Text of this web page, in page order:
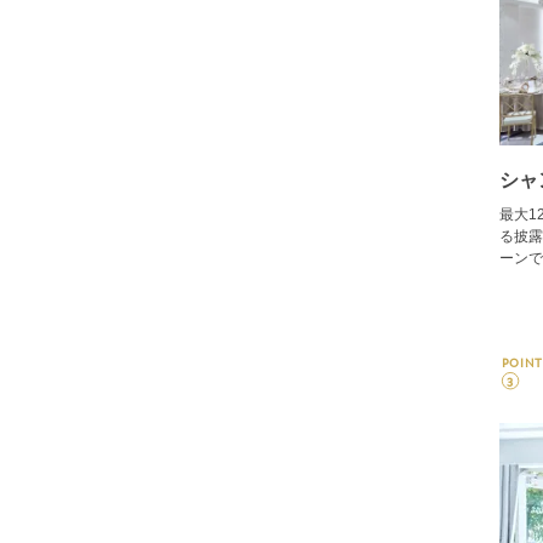
シ
最大
る披
ーン
POINT
3